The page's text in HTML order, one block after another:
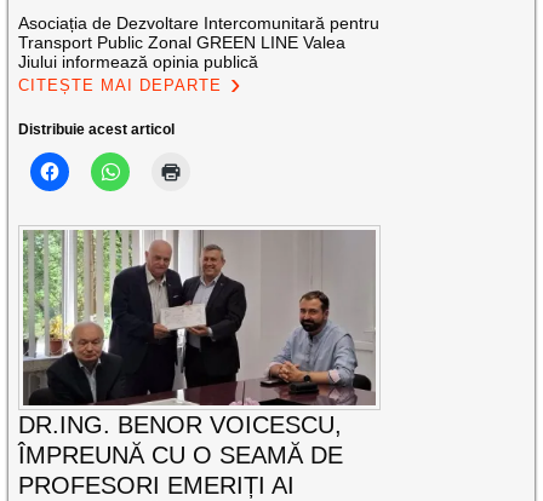
Asociația de Dezvoltare Intercomunitară pentru
Transport Public Zonal GREEN LINE Valea
Jiului informează opinia publică
CITEȘTE MAI DEPARTE
Distribuie acest articol
DR.ING. BENOR VOICESCU,
ÎMPREUNĂ CU O SEAMĂ DE
PROFESORI EMERIȚI AI